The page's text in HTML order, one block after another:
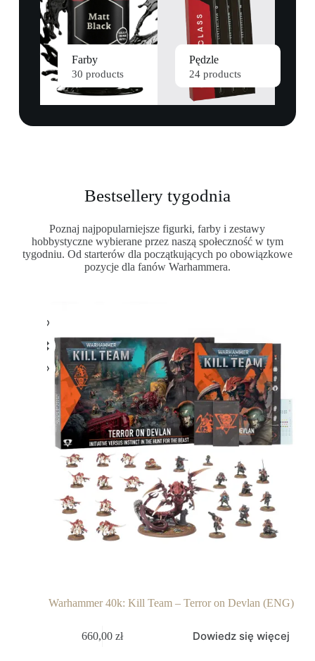
Farby
30 products
Pędzle
24 products
Bestsellery tygodnia
Poznaj najpopularniejsze figurki, farby i zestawy
hobbystyczne wybierane przez naszą społeczność w tym
tygodniu. Od starterów dla początkujących po obowiązkowe
pozycje dla fanów Warhammera.
Warhammer 40k: Kill Team – Terror on Devlan (ENG)
660,00 zł Dowiedz się więcej